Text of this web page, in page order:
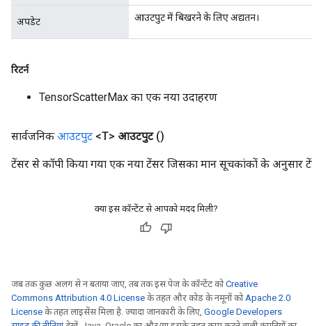
अपडेट आउटपुट में बिखरने के लिए अद्यतन।
रिटर्न
TensorScatterMax का एक नया उदाहरण
सार्वजनिक आउटपुट <T> आउटपुट ()
टेंसर से कॉपी किया गया एक नया टेंसर जिसका मान सूचकांकों के
क्या इस कॉन्टेंट से आपको मदद मिली?
जब तक कुछ अलग से न बताया जाए, तब तक इस पेज के कॉन्टेंट कोCreative
Commons Attribution 4.0 License के तहत और कोड के नमूनों कोApache 2.0
License के तहत लाइसेंस मिला है. ज़्यादा जानकारी के लिए, Google Developers